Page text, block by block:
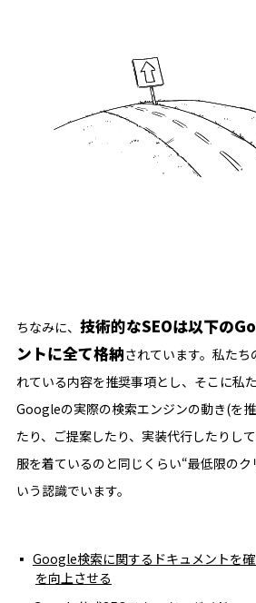
ちなみに、 技術的なSEOは以下の
ントに全て格納されています。私た
れている内容を推奨事項とし、そこに私
Googleの実際の検索エンジンの動き(を
たり、ご提案したり、実装代行したりし
服を着ているのと同じくらい“最低限の
いう認識でいます。
Google検索に関するドキュメントを
を向上させる